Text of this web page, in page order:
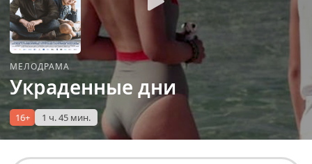
МЕЛОДРАМА
Украденные дни
16+ 1 ч. 45 мин.